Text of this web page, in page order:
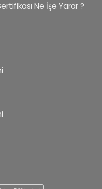
Ne İşe Yarar ?